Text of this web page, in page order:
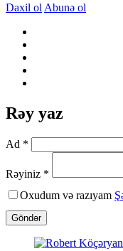
Daxil ol Abunə ol
Rəy yaz
Ad *
Rəyiniz *
Oxudum və razıyam
Göndər